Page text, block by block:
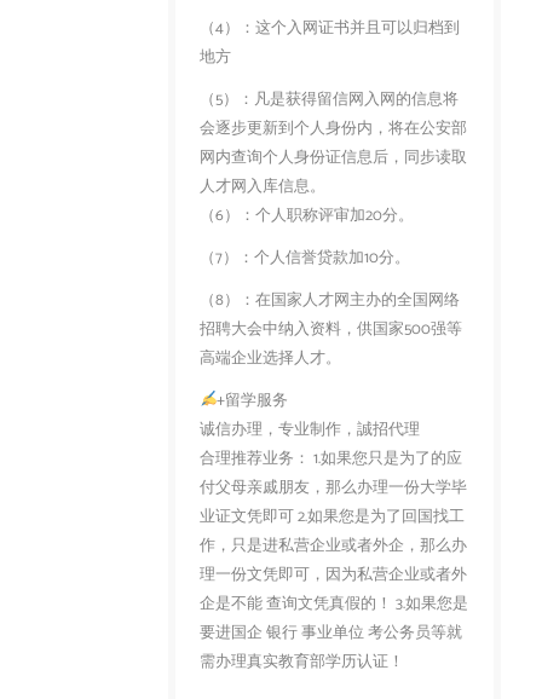
（4）：这个入网证书并且可以归档到
地方
（5）：凡是获得留信网入网的信息将
会逐步更新到个人身份内，将在公安部
网内查询个人身份证信息后，同步读取
人才网入库信息。
（6）：个人职称评审加20分。
（7）：个人信誉贷款加10分。
（8）：在国家人才网主办的全国网络
招聘大会中纳入资料，供国家500强等
高端企业选择人才。
+留学服务
诚信办理，专业制作，誠招代理
合理推荐业务： 1.如果您只是为了的应
付父母亲戚朋友，那么办理一份大学毕
业证文凭即可 2.如果您是为了回国找工
作，只是进私营企业或者外企，那么办
理一份文凭即可，因为私营企业或者外
企是不能 查询文凭真假的！ 3.如果您是
要进国企 银行 事业单位 考公务员等就
需办理真实教育部学历认证！